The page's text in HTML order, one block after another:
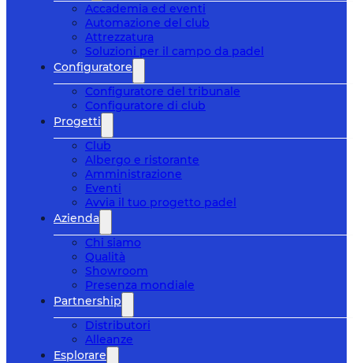
Accademia ed eventi
Automazione del club
Attrezzatura
Soluzioni per il campo da padel
Configuratore
Configuratore del tribunale
Configuratore di club
Progetti
Club
Albergo e ristorante
Amministrazione
Eventi
Avvia il tuo progetto padel
Azienda
Chi siamo
Qualità
Showroom
Presenza mondiale
Partnership
Distributori
Alleanze
Esplorare